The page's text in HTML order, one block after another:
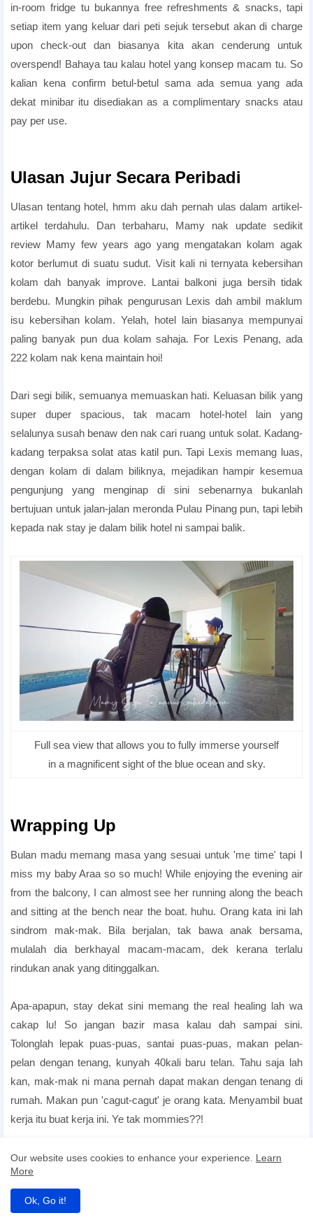
in-room fridge tu bukannya free refreshments & snacks, tapi
setiap item yang keluar dari peti sejuk tersebut akan di charge
upon check-out dan biasanya kita akan cenderung untuk
overspend! Bahaya tau kalau hotel yang konsep macam tu. So
kalian kena confirm betul-betul sama ada semua yang ada
dekat minibar itu disediakan as a complimentary snacks atau
pay per use.
Ulasan Jujur Secara Peribadi
Ulasan tentang hotel, hmm aku dah pernah ulas dalam artikel-
artikel terdahulu. Dan terbaharu, Mamy nak update sedikit
review Mamy few years ago yang mengatakan kolam agak
kotor berlumut di suatu sudut. Visit kali ni ternyata kebersihan
kolam dah banyak improve. Lantai balkoni juga bersih tidak
berdebu. Mungkin pihak pengurusan Lexis dah ambil maklum
isu kebersihan kolam. Yelah, hotel lain biasanya mempunyai
paling banyak pun dua kolam sahaja. For Lexis Penang, ada
222 kolam nak kena maintain hoi!
Dari segi bilik, semuanya memuaskan hati. Keluasan bilik yang
super duper spacious, tak macam hotel-hotel lain yang
selalunya susah benaw den nak cari ruang untuk solat. Kadang-
kadang terpaksa solat atas katil pun. Tapi Lexis memang luas,
dengan kolam di dalam biliknya, mejadikan hampir kesemua
pengunjung yang menginap di sini sebenarnya bukanlah
bertujuan untuk jalan-jalan meronda Pulau Pinang pun, tapi lebih
kepada nak stay je dalam bilik hotel ni sampai balik.
Full sea view that allows you to fully immerse yourself
in a magnificent sight of the blue ocean and sky.
Wrapping Up
Bulan madu memang masa yang sesuai untuk 'me time' tapi I
miss my baby Araa so so much! While enjoying the evening air
from the balcony, I can almost see her running along the beach
and sitting at the bench near the boat. huhu. Orang kata ini lah
sindrom mak-mak. Bila berjalan, tak bawa anak bersama,
mulalah dia berkhayal macam-macam, dek kerana terlalu
rindukan anak yang ditinggalkan.
Apa-apapun, stay dekat sini memang the real healing lah wa
cakap lu! So jangan bazir masa kalau dah sampai sini.
Tolonglah lepak puas-puas, santai puas-puas, makan pelan-
pelan dengan tenang, kunyah 40kali baru telan. Tahu saja lah
kan, mak-mak ni mana pernah dapat makan dengan tenang di
rumah. Makan pun 'cagut-cagut' je orang kata. Menyambil buat
kerja itu buat kerja ini. Ye tak mommies??!
Daa! Assalamualaikum.
Our website uses cookies to enhance your experience. Learn
More
Ok, Go it!